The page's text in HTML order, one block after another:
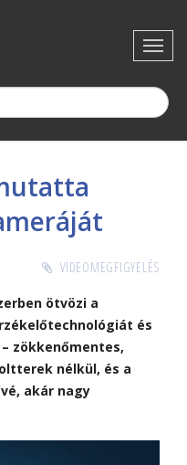
VIDEOMEGFIGYELÉS
ötvözi a
és
zökkenőmentes,
nélkül, és a
akár nagy